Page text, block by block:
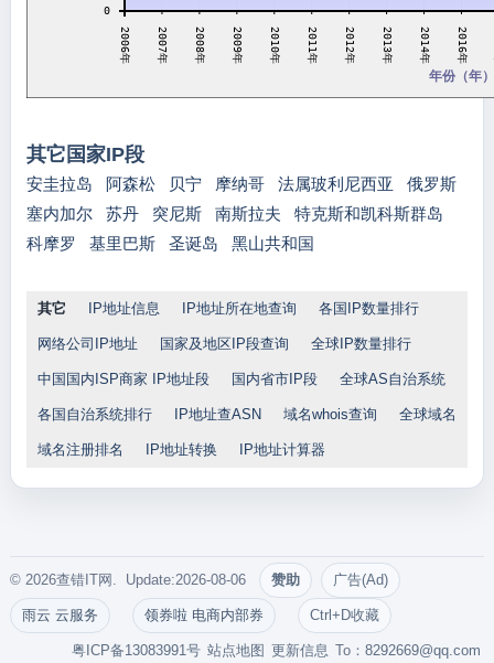
0
2006年 2007年 2008年 2009年 2010年 2011年 2012年 2013年 2014年 2016年
年份（年）
其它国家IP段
安圭拉岛 阿森松 贝宁 摩纳哥 法属玻利尼西亚
俄罗斯
塞内加尔
苏丹 突尼斯 南斯拉夫
特克斯和凯科斯群岛
科摩罗
基里巴斯 圣诞岛 黑山共和国
其它 IP地址信息 IP地址所在地查询 各国IP数量排行
网络公司IP地址 国家及地区IP段查询 全球IP数量排行
中国国内ISP商家 IP地址段 国内省市IP段 全球AS自治系统
各国自治系统排行 IP地址查ASN 域名whois查询 全球域名
域名注册排名 IP地址转换 IP地址计算器
© 2026查错IT网. Update:2026-08-06 赞助 广告(Ad)
雨云 云服务 领券啦 电商内部券 Ctrl+D收藏
To：8292669@qq.com
更新信息
站点地图
粤ICP备13083991号